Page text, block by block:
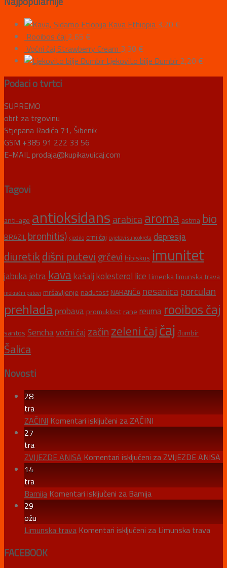
Kava Ethiopia 3,20 €
Rooibos čaj 2,65 €
Voćni čaj Strawberry Cream 3,30 €
Ljekovito bilje Đumbir 2,20 €
Podaci o tvrtci
SUPREMO
obrt za trgovinu
Stjepana Radića 71, Šibenik
GSM +385 91 222 33 56
E-MAIL prodaja@kupikavuicaj.com
Tagovi
anti-age antioksidans arabicaaroma astma bio
BRAZIL bronhitis) cjedilo crni čaj cvjetovi suncokreta depresija
diuretikdišni putevi grčevi hibiskus imunitet
jabukajetra kavakašaljkolesterol lice Limenka limunska trava
mokraćni putevi mršavljenje nadutost NARANČA nesanicaporculan
prehladaprobava promuklost rane reuma rooibos čaj
santos Senchavoćni čaj začin zeleni čajčaj đumbir
Šalica
Novosti
28
tra
ZAČINI Komentari isključeni za ZAČINI
27
tra
ZVIJEZDE ANISA Komentari isključeni za ZVIJEZDE ANISA
14
tra
Bamija Komentari isključeni za Bamija
29
ožu
Limunska trava Komentari isključeni za Limunska trava
FACEBOOK